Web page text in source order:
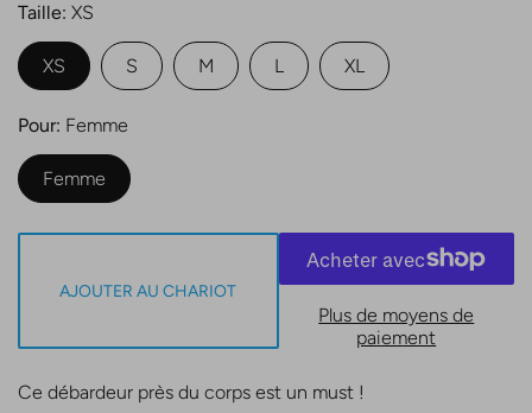
Taille XS
XS S M L XL
Pour Femme
Femme
AJOUTER AU CHARIOT
Plus de moyens de
paiement
Ce débardeur près du corps est un must !